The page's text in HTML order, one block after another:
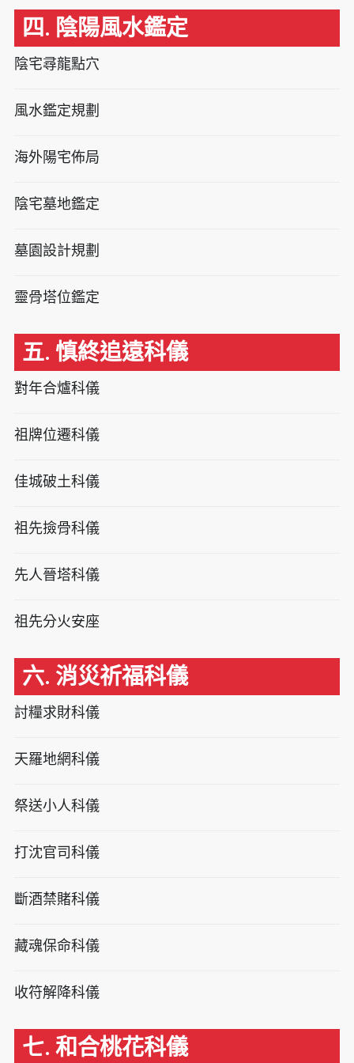
四. 陰陽風水鑑定
陰宅尋龍點穴
風水鑑定規劃
海外陽宅佈局
陰宅墓地鑑定
墓園設計規劃
靈骨塔位鑑定
五. 慎終追遠科儀
對年合爐科儀
祖牌位遷科儀
佳城破土科儀
祖先撿骨科儀
先人晉塔科儀
祖先分火安座
六. 消災祈福科儀
討糧求財科儀
天羅地網科儀
祭送小人科儀
打沈官司科儀
斷酒禁賭科儀
藏魂保命科儀
收符解降科儀
七. 和合桃花科儀